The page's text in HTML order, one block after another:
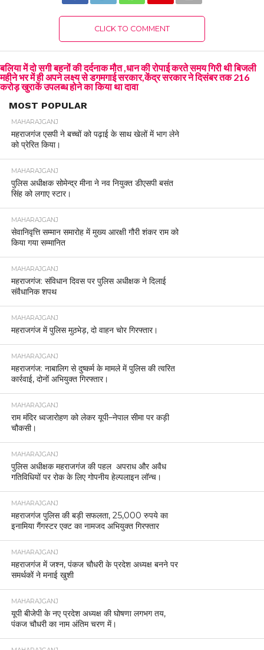
CLICK TO COMMENT
बलिया में दो सगी बहनों की दर्दनाक मौत ,धान की रोपाई करते समय गिरी थी बिजली
महीने भर में ही अपने लक्ष्य से डगमगाई सरकार,केंद्र सरकार ने दिसंबर तक 216
करोड़ खुराकें उपलब्ध होने का किया था दावा
MOST POPULAR
MAHARAJGANJ
महराजगंज एसपी ने बच्चों को पढ़ाई के साथ खेलों में भाग लेने
को प्रेरित किया।
MAHARAJGANJ
पुलिस अधीक्षक सोमेन्द्र मीना ने नव नियुक्त डीएसपी बसंत
सिंह को लगाए स्टार।
MAHARAJGANJ
सेवानिवृत्ति सम्मान समारोह में मुख्य आरक्षी गौरी शंकर राम को
किया गया सम्मानित
MAHARAJGANJ
महराजगंज: संविधान दिवस पर पुलिस अधीक्षक ने दिलाई
संवैधानिक शपथ
MAHARAJGANJ
महराजगंज में पुलिस मुठभेड़, दो वाहन चोर गिरफ्तार।
MAHARAJGANJ
महराजगंज: नाबालिग से दुष्कर्म के मामले में पुलिस की त्वरित
कार्रवाई, दोनों अभियुक्त गिरफ्तार।
MAHARAJGANJ
राम मंदिर ध्वजारोहण को लेकर यूपी–नेपाल सीमा पर कड़ी
चौकसी।
MAHARAJGANJ
पुलिस अधीक्षक महराजगंज की पहल अपराध और अवैध
गतिविधियों पर रोक के लिए गोपनीय हेल्पलाइन लॉन्च।
MAHARAJGANJ
महराजगंज पुलिस की बड़ी सफलता, 25,000 रुपये का
इनामिया गैंगस्टर एक्ट का नामजद अभियुक्त गिरफ्तार
MAHARAJGANJ
महराजगंज में जश्न, पंकज चौधरी के प्रदेश अध्यक्ष बनने पर
समर्थकों ने मनाई खुशी
MAHARAJGANJ
यूपी बीजेपी के नए प्रदेश अध्यक्ष की घोषणा लगभग तय,
पंकज चौधरी का नाम अंतिम चरण में।